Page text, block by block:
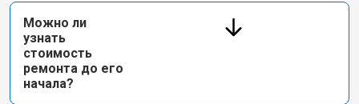
Можно ли
узнать
стоимость
ремонта до его
начала?